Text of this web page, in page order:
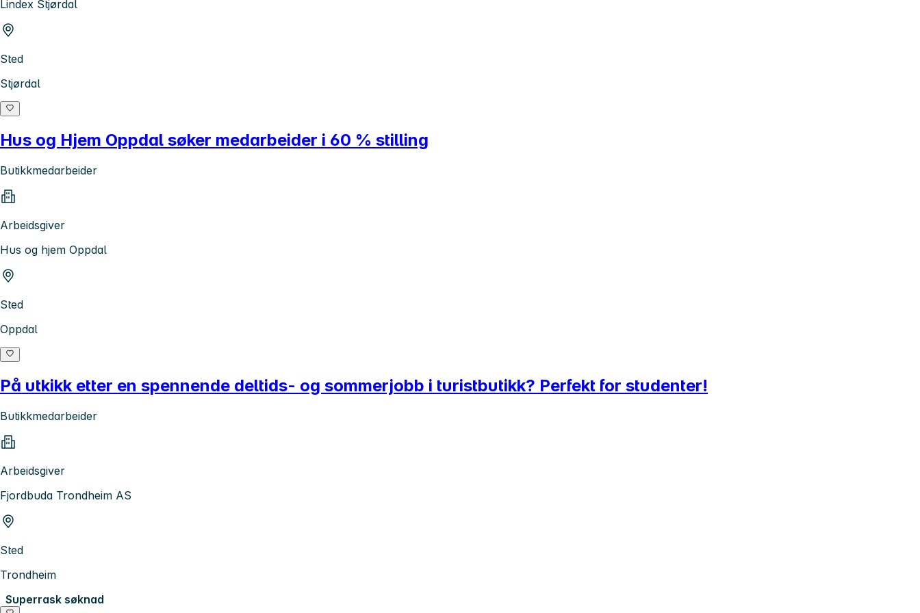
Lindex Stjørdal
Sted
Stjørdal
Hus og Hjem Oppdal søker medarbeider i 60 % stilling
Butikkmedarbeider
Arbeidsgiver
Hus og hjem Oppdal
Sted
Oppdal
På utkikk etter en spennende deltids- og sommerjobb i turistbutikk? Perfekt for studenter!
Butikkmedarbeider
Arbeidsgiver
Fjordbuda Trondheim AS
Sted
Trondheim
Superrask søknad